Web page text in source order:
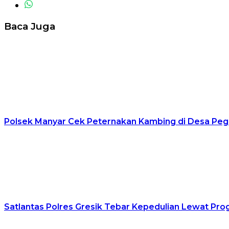
Baca Juga
Polsek Manyar Cek Peternakan Kambing di Desa
Satlantas Polres Gresik Tebar Kepedulian Lewat